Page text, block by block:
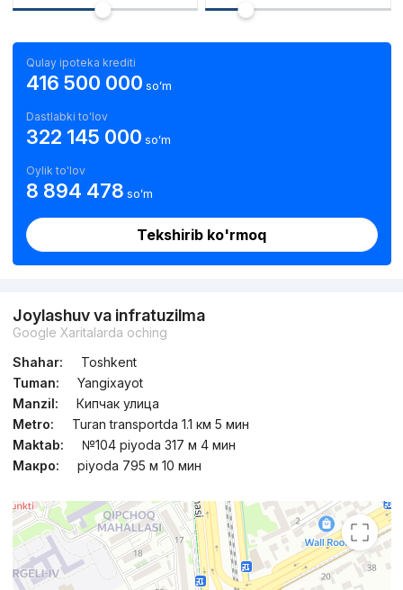
Qulay ipoteka krediti
416 500 000 soʻm
Dastlabki to'lov
322 145 000 soʻm
Oylik to'lov
8 894 478 soʻm
Tekshirib ko'rmoq
Joylashuv va infratuzilma
Google Xaritalarda oching
Shahar:
Toshkent
Tuman:
Yangixayot
Manzil:
Кипчак улица
Metro:
Turan transportda 1.1 км 5 мин
Maktab:
№104 piyoda 317 м 4 мин
Макро:
piyoda 795 м 10 мин